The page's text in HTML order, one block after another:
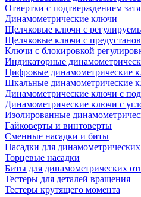
Отвертки с подтверждением
Динамометрические ключи
Щелчковые ключи с
Щелчковые ключи с
Ключи с блокировкой
Индикаторные
Цифровые динамометрические
Шкальные динамометрические
Динамометрические ключи с
Динамометрические ключи с
Изолированные
Гайковерты и винтоверты
Сменные насадки и биты
Насадки для
Торцевые насадки
Биты для динамометрических
Тестеры для деталей вращения
Тестеры крутящего момента